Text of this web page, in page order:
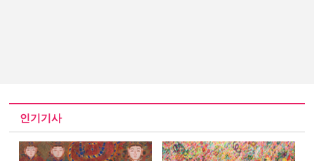
인기기사